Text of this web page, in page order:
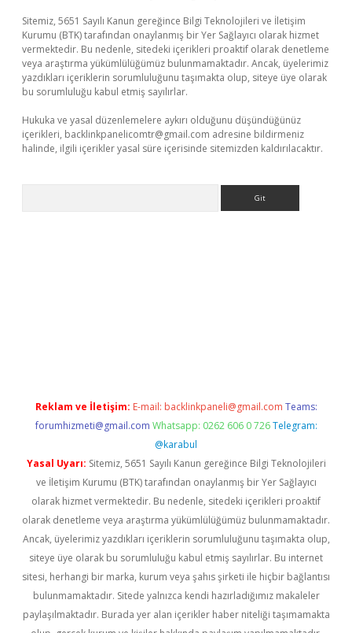
Sitemiz, 5651 Sayılı Kanun gereğince Bilgi Teknolojileri ve İletişim
Kurumu (BTK) tarafından onaylanmış bir Yer Sağlayıcı olarak hizmet
vermektedir. Bu nedenle, sitedeki içerikleri proaktif olarak denetleme
veya araştırma yükümlülüğümüz bulunmamaktadır. Ancak, üyelerimiz
yazdıkları içeriklerin sorumluluğunu taşımakta olup, siteye üye olarak
bu sorumluluğu kabul etmiş sayılırlar.
Hukuka ve yasal düzenlemelere aykırı olduğunu düşündüğünüz
içerikleri, backlinkpanelicomtr@gmail.com adresine bildirmeniz
halinde, ilgili içerikler yasal süre içerisinde sitemizden kaldırılacaktır.
Reklam ve İletişim: E-mail: backlinkpaneli@gmail.com Teams:
forumhizmeti@gmail.com Whatsapp: 0262 606 0 726 Telegram:
@karabul
Yasal Uyarı: Sitemiz, 5651 Sayılı Kanun gereğince Bilgi Teknolojileri
ve İletişim Kurumu (BTK) tarafından onaylanmış bir Yer Sağlayıcı
olarak hizmet vermektedir. Bu nedenle, sitedeki içerikleri proaktif
olarak denetleme veya araştırma yükümlülüğümüz bulunmamaktadır.
Ancak, üyelerimiz yazdıkları içeriklerin sorumluluğunu taşımakta olup,
siteye üye olarak bu sorumluluğu kabul etmiş sayılırlar. Bu internet
sitesi, herhangi bir marka, kurum veya şahıs şirketi ile hiçbir bağlantısı
bulunmamaktadır. Sitede yalnızca kendi hazırladığımız makaleler
paylaşılmaktadır. Burada yer alan içerikler haber niteliği taşımamakta